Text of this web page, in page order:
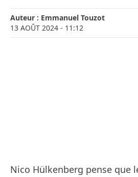
Auteur : Emmanuel Touzot
13 AOÛT 2024 - 11:12
Nico Hülkenberg pense que